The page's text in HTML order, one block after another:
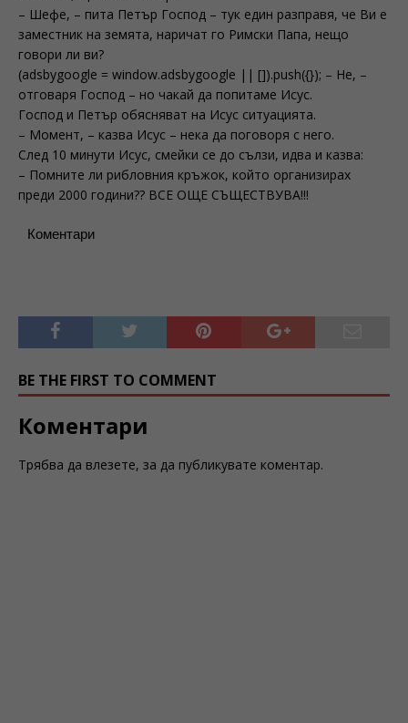
– Шефе, – пита Петър Господ – тук един разправя, че Ви е
заместник на земята, наричат го Римски Папа, нещо
говори ли ви?
(adsbygoogle = window.adsbygoogle || []).push({}); – Не, –
отговаря Господ – но чакай да попитаме Исус.
Господ и Петър обясняват на Исус ситуацията.
– Момент, – казва Исус – нека да поговоря с него.
След 10 минути Исус, смейки се до сълзи, идва и казва:
– Помните ли рибловния кръжок, който организирах
преди 2000 години?? ВСЕ ОЩЕ СЪЩЕСТВУВА!!!
Коментари
BE THE FIRST TO COMMENT
Коментари
Трябва да влезете, за да публикувате коментар.